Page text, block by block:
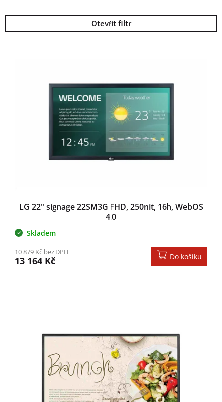
Otevřít filtr
LG 22" signage 22SM3G FHD, 250nit, 16h, WebOS
4.0
Skladem
10 879 Kč bez DPH
13 164 Kč Do košíku